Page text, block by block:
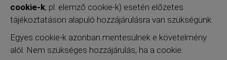
cookie-k; pl. elemző cookie-k) esetén előzetes
tájékoztatáson alapuló hozzájárulásra van szükségünk.
Egyes cookie-k azonban mentesülnek e követelmény
alól. Nem szükséges hozzájárulás, ha a cookie: